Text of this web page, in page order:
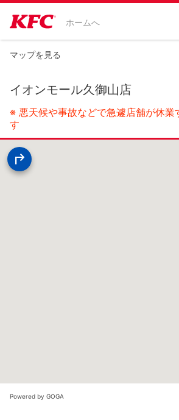
ホームへ
マップを見る
イオンモール久御山店
※ 悪天候や事故などで急遽店舗が休業
す
Powered by GOGA